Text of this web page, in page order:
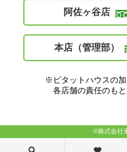
阿佐ヶ谷店
本店（管理部）
※ピタットハウスの加
各店舗の責任のも
©株式会社